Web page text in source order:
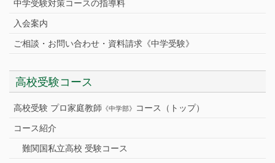
中学受験対策コースの指導料
入会案内
ご相談・お問い合わせ・資料請求《中学受験》
高校受験コース
高校受験 プロ家庭教師 《中学部》 コース（トップ）
コース紹介
難関国私立高校 受験コース